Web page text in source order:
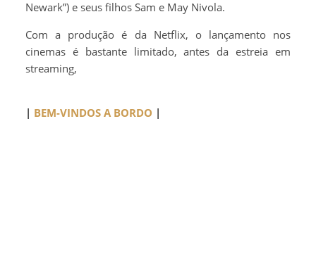
Newark”) e seus filhos Sam e May Nivola.
Com a produção é da Netflix, o lançamento nos
cinemas é bastante limitado, antes da estreia em
streaming,
| BEM-VINDOS A BORDO |